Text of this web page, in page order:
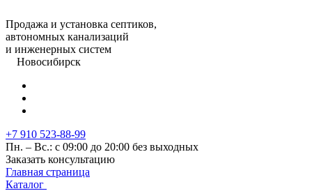
Продажа и установка септиков,
автономных канализаций
и инженерных систем
Новосибирск
+7 910 523-88-99
Пн. – Вс.: с 09:00 до 20:00 без выходных
Заказать консультацию
Главная страница
Каталог